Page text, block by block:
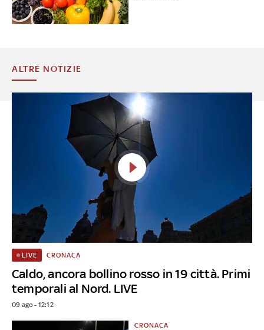
ALTRE NOTIZIE
Caldo, ancora bollino rosso in 19 città. Primi
temporali al Nord. LIVE
LIVE CRONACA
09 ago - 12:12
CRONACA